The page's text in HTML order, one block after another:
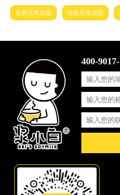
石磨豆浆加盟 深夜豆浆加盟
400-